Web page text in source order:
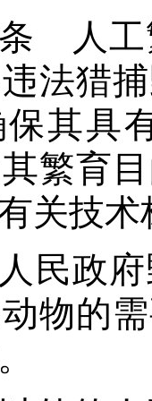
人工
法猎
其具
繁育
关技
民政
物的